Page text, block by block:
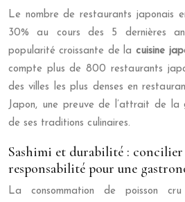
Le nombre de restaurants japonais
30% au cours des 5 dernières
popularité croissante de la cuisine
compte plus de 800 restaurants
des villes les plus denses en
Japon, une preuve de l’attrait de la
de ses traditions culinaires.
Sashimi et durabilité :
responsabilité pour une
La consommation de poisson